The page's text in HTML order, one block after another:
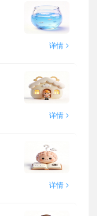
详情 >
详情 >
详情 >